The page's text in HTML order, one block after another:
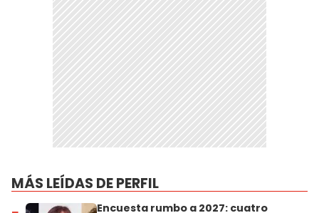
MÁS LEÍDAS DE PERFIL
Encuesta rumbo a 2027: cuatro